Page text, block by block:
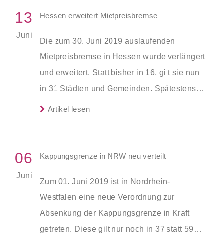
13
Juni
Hessen erweitert Mietpreisbremse
Die zum 30. Juni 2019 auslaufenden
Mietpreisbremse in Hessen wurde verlängert
und erweitert. Statt bisher in 16, gilt sie nun
in 31 Städten und Gemeinden. Spätestens
zum 1. Juli 2019 soll die neue Verordnung in
Artikel lesen
06
Juni
Kappungsgrenze in NRW neu verteilt
Zum 01. Juni 2019 ist in Nordrhein-
Westfalen eine neue Verordnung zur
Absenkung der Kappungsgrenze in Kraft
getreten. Diese gilt nur noch in 37 statt 59